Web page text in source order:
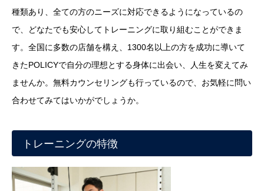
種類あり、全ての方のニーズに対応できるようになっているの
で、どなたでも安心してトレーニングに取り組むことができま
す。全国に多数の店舗を構え、1300名以上の方を成功に導いて
きたPOLICYで自分の理想とする身体に出会い、人生を変えてみ
ませんか。無料カウンセリングも行っているので、お気軽に問い
合わせてみてはいかがでしょうか。
トレーニングの特徴